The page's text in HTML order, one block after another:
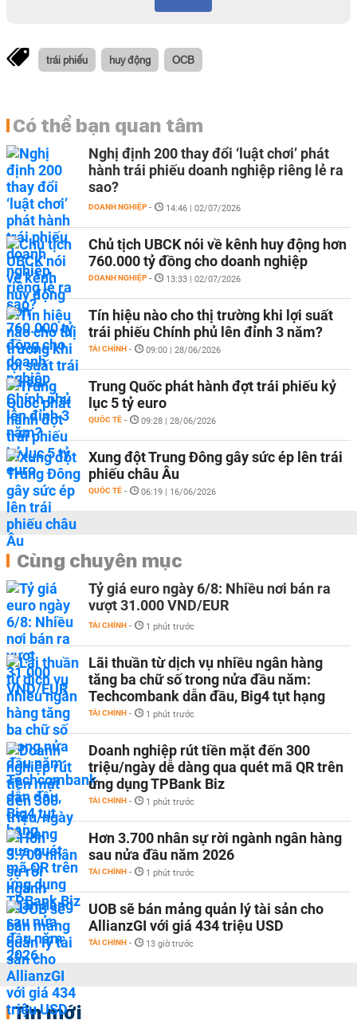
trái phiếu huy động OCB
Có thể bạn quan tâm
Nghị định 200 thay đổi ‘luật chơi’ phát
hành trái phiếu doanh nghiệp riêng lẻ ra
sao?
DOANH NGHIỆP - 14:46 | 02/07/2026
Chủ tịch UBCK nói về kênh huy động hơn
760.000 tỷ đồng cho doanh nghiệp
DOANH NGHIỆP - 13:33 | 02/07/2026
Tín hiệu nào cho thị trường khi lợi suất
trái phiếu Chính phủ lên đỉnh 3 năm?
TÀI CHÍNH - 09:00 | 28/06/2026
Trung Quốc phát hành đợt trái phiếu kỷ
lục 5 tỷ euro
QUỐC TẾ - 09:28 | 28/06/2026
Xung đột Trung Đông gây sức ép lên trái
phiếu châu Âu
QUỐC TẾ - 06:19 | 16/06/2026
Cùng chuyên mục
Tỷ giá euro ngày 6/8: Nhiều nơi bán ra
vượt 31.000 VND/EUR
TÀI CHÍNH - 1 phút trước
Lãi thuần từ dịch vụ nhiều ngân hàng
tăng ba chữ số trong nửa đầu năm:
Techcombank dẫn đầu, Big4 tụt hạng
TÀI CHÍNH - 1 phút trước
Doanh nghiệp rút tiền mặt đến 300
triệu/ngày dễ dàng qua quét mã QR trên
ứng dụng TPBank Biz
TÀI CHÍNH - 1 phút trước
Hơn 3.700 nhân sự rời ngành ngân hàng
sau nửa đầu năm 2026
TÀI CHÍNH - 1 phút trước
UOB sẽ bán mảng quản lý tài sản cho
AllianzGI với giá 434 triệu USD
TÀI CHÍNH - 13 giờ trước
Tin mới